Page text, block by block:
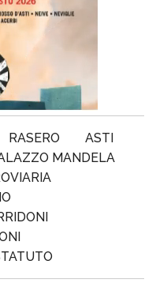
RASERO
ASTI
MANDELA